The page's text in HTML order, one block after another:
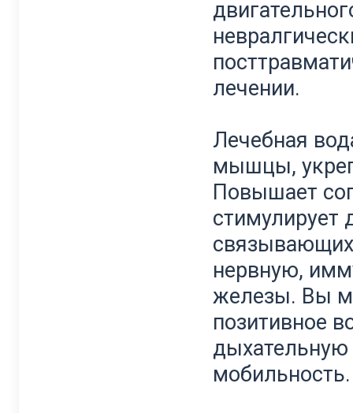
лечении.
Лечебная
мышцы,
Повышает
стимулирует
нервную,
железы. Вы
позитивное
дыхательную
мобильность.